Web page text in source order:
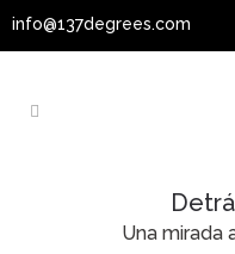
info@137degrees.com
Una mirada